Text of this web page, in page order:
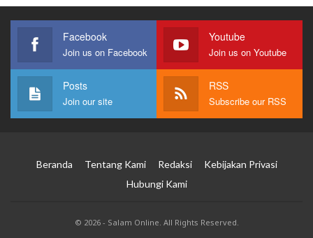
Facebook
Join us on Facebook
Youtube
Join us on Youtube
Posts
Join our site
RSS
Subscribe our RSS
Beranda Tentang Kami Redaksi
Kebijakan Privasi
Hubungi Kami
© 2026 - Salam Online. All Rights Reserved.